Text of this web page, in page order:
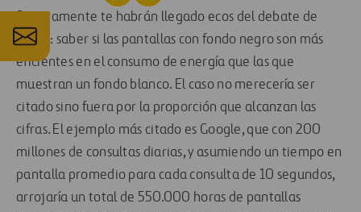
Seguramente te habrán llegado ecos del debate de
moda: saber si las pantallas con fondo negro son más
eficientes en el consumo de energía que las que
muestran un fondo blanco. El caso no merecería ser
citado sino fuera por la proporción que alcanzan las
cifras. El ejemplo más citado es Google, que con 200
millones de consultas diarias, y asumiendo un tiempo en
pantalla promedio para cada consulta de 10 segundos,
arrojaría un total de 550.000 horas de pantallas